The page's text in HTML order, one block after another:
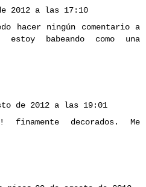
2012 a las 17:10
hacer ningún comentario a
babeando como una
de 2012 a las 19:01
finamente decorados. Me